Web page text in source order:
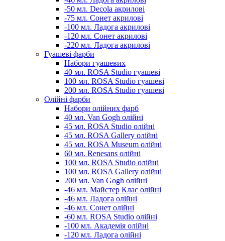
-50 мл. Decola акрилові
-75 мл. Сонет акрилові
-100 мл. Ладога акрилові
-120 мл. Сонет акрилові
-220 мл. Ладога акрилові
Гуашеві фарби
Набори гуашевих
40 мл. ROSA Studio гуашеві
100 мл. ROSA Studio гуашеві
200 мл. ROSA Studio гуашеві
Олійні фарби
Набори олійних фарб
40 мл. Van Gogh олійні
45 мл. ROSA Studio олійні
45 мл. ROSA Gallery олійні
45 мл. ROSA Museum олійні
60 мл. Renesans олійні
100 мл. ROSA Studio олійні
100 мл. ROSA Gallery олійні
200 мл. Van Gogh олійні
-46 мл. Майстер Клас олійні
-46 мл. Ладога олійні
-46 мл. Сонет олійні
-60 мл. ROSA Studio олійні
-100 мл. Академія олійні
-120 мл. Ладога олійні